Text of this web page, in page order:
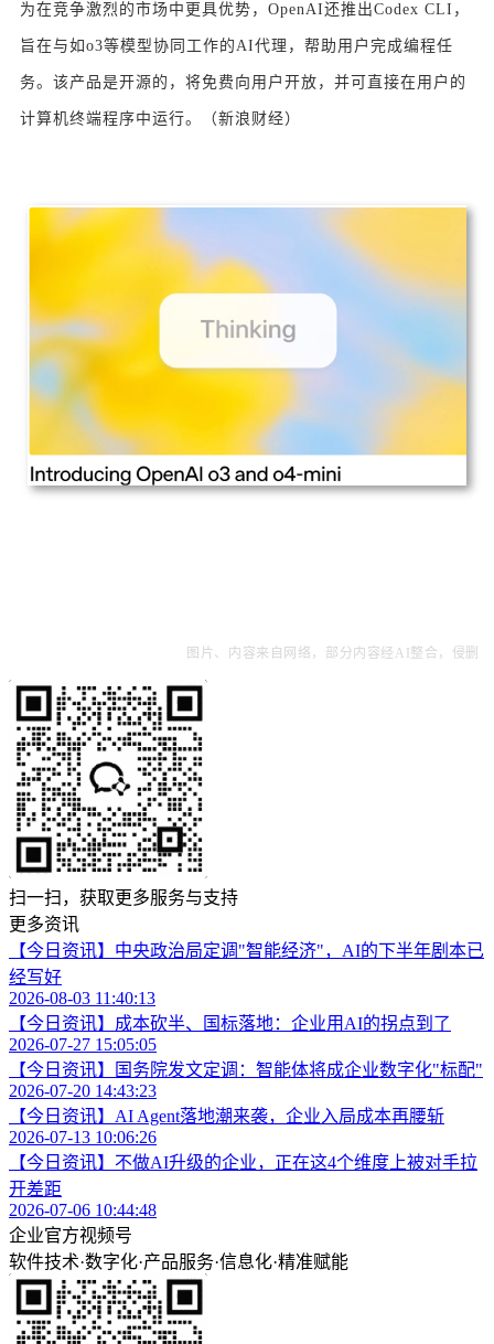
为在竞争激烈的市场中更具优势，OpenAI还推出Codex CLI，
旨在与如o3等模型协同工作的AI代理，帮助用户完成编程任
务。该产品是开源的，将免费向用户开放，并可直接在用户的
计算机终端程序中运行。（新浪财经）
图片、内容来自网络，部分内容经AI整合，侵删
扫一扫，获取更多服务与支持
更多资讯
【今日资讯】中央政治局定调"智能经济"，AI的下半年剧本已
经写好
2026-08-03 11:40:13
【今日资讯】成本砍半、国标落地：企业用AI的拐点到了
2026-07-27 15:05:05
【今日资讯】国务院发文定调：智能体将成企业数字化"标配"
2026-07-20 14:43:23
【今日资讯】AI Agent落地潮来袭，企业入局成本再腰斩
2026-07-13 10:06:26
【今日资讯】不做AI升级的企业，正在这4个维度上被对手拉
开差距
2026-07-06 10:44:48
企业官方视频号
软件技术·数字化·产品服务·信息化·精准赋能